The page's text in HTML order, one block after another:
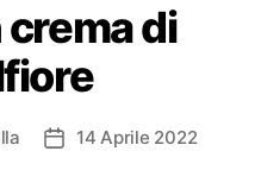
crema di
14 Aprile 2022